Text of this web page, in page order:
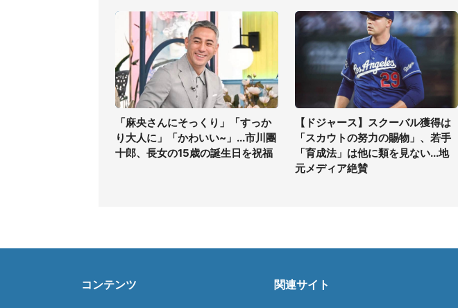
「麻央さんにそっくり」「すっか
り大人に」「かわいい~」...市川團
十郎、長女の15歳の誕生日を祝福
【ドジャース】スクーバル獲得は
「スカウトの努力の賜物」、若手
「育成法」は他に類を見ない...地
元メディア絶賛
コンテンツ 関連サイト